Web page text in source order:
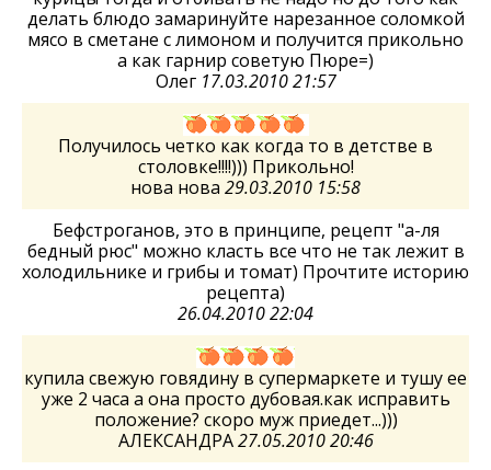
делать блюдо замаринуйте нарезанное соломкой
мясо в сметане с лимоном и получится прикольно
а как гарнир советую Пюре=)
Олег 17.03.2010 21:57
Получилось четко как когда то в детстве в
столовке!!!!))) Прикольно!
нова нова 29.03.2010 15:58
Бефстроганов, это в принципе, рецепт "а-ля
бедный рюс" можно класть все что не так лежит в
холодильнике и грибы и томат) Прочтите историю
рецепта)
26.04.2010 22:04
купила свежую говядину в супермаркете и тушу ее
уже 2 часа а она просто дубовая.как исправить
положение? скоро муж приедет...)))
АЛЕКСАНДРА27.05.2010 20:46